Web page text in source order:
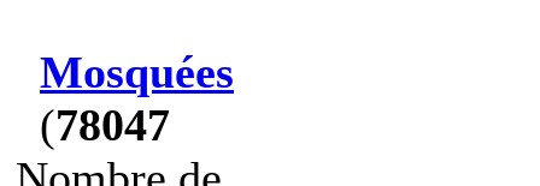
Mosquées
(78047